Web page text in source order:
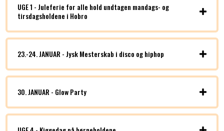
UGE 1 - Juleferie for alle hold undtagen mandags- og
tirsdagsholdene i Hobro
23.-24. JANUAR - Jysk Mesterskab i disco og hiphop
30. JANUAR - Glow Party